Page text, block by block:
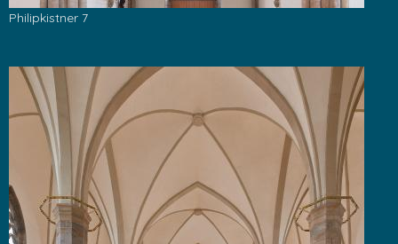
Philipkistner 7